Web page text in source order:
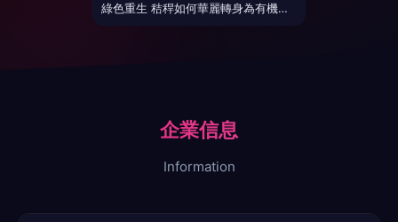
綠色重生 秸稈如何華麗轉身為有機肥與資源化再利用指南
企業信息
Information